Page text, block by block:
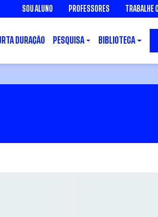
SOU ALUNO PROFESSORES TRABALHE
DURAÇÃO PESQUISA BIBLIOTECA